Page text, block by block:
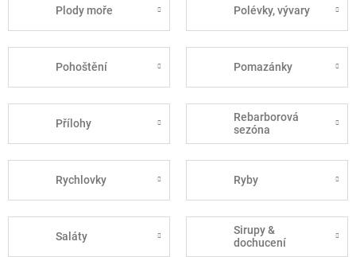
Plody moře Polévky, vývary
Pohoštění Pomazánky
Přílohy
Rebarborová
sezóna
Rychlovky Ryby
Saláty
Sirupy &
dochucení